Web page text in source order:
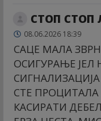
СТОП
08.06.2026 18:39
САЦЕ МАЛА
ОСИГУРАЊЕ ЈЕЛ
СТЕ ПРОЦИТАЛА
КАСИРАТИ